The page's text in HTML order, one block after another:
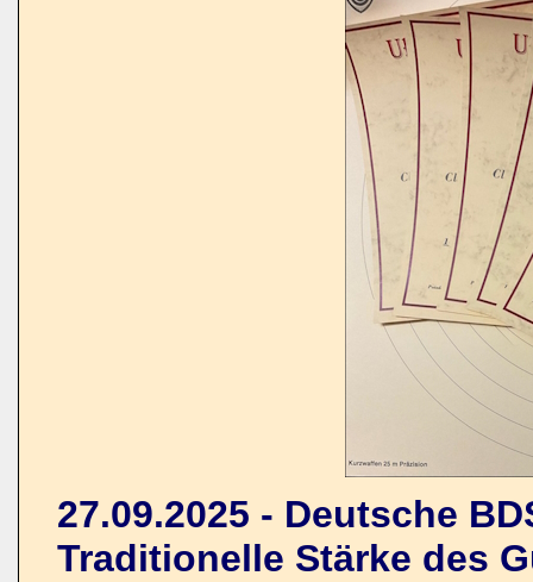
27.09.2025 - Deutsche
Traditionelle Stärke des